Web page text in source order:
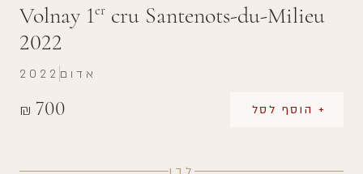
Volnay 1er cru Santenots-du-Milieu
2022
₪ 700 + הוסף לסל
2022 אדום
לבן